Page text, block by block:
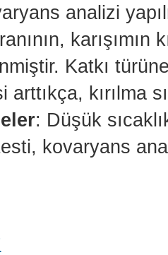
analizi
karışımın
Katkı
kırılma
: Düşük
kovaryans